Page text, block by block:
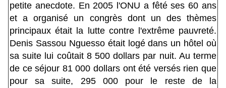
petite anecdote. En 2005 l'ONU a fêté ses 60 ans
et a organisé un congrès dont un des thèmes
principaux était la lutte contre l'extrême pauvreté.
Denis Sassou Nguesso était logé dans un hôtel où
sa suite lui coûtait 8 500 dollars par nuit. Au terme
de ce séjour 81 000 dollars ont été versés rien que
pour sa suite, 295 000 pour le reste de la